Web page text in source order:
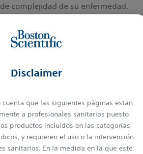
Disclaimer
cuenta que las siguientes páginas están
a profesionales sanitarios puesto
productos incluidos en las categorías
y requieren el uso o la intervención
sanitarios. En la medida en la que este
complejidad de su enfermedad.